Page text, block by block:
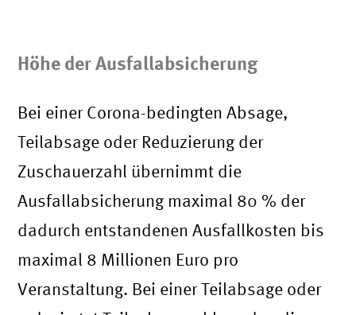
Höhe der Ausfallabsicherung
Bei einer Corona-bedingten Absage,
Teilabsage oder Reduzierung der
Zuschauerzahl übernimmt die
Ausfallabsicherung maximal 80 % der
dadurch entstandenen Ausfallkosten bis
maximal 8 Millionen Euro pro
Veranstaltung. Bei einer Teilabsage oder